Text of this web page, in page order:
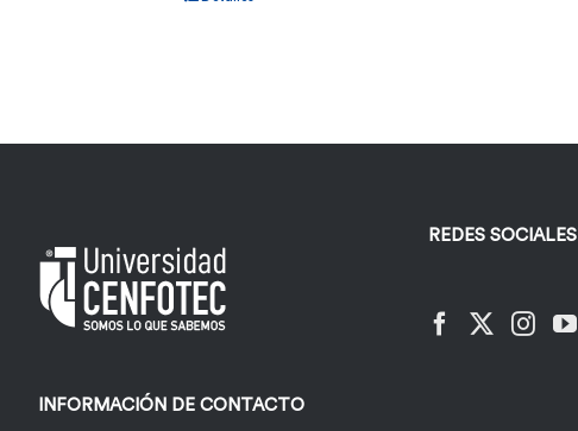
INFORMACIÓN DE CONTACTO
REDES SOCIALES